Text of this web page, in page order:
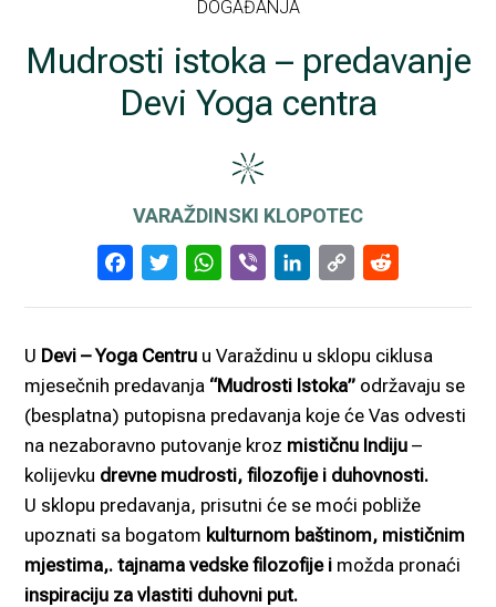
DOGAĐANJA
Mudrosti istoka – predavanje
Devi Yoga centra
VARAŽDINSKI KLOPOTEC
Facebook
Twitter
WhatsApp
ViberLinkedIn
Copy
Link
U Devi – Yoga Centru u Varaždinu u sklopu ciklusa
mjesečnih predavanja “Mudrosti Istoka” održavaju se
(besplatna) putopisna predavanja koje će Vas odvesti
na nezaboravno putovanje kroz mističnu Indiju –
kolijevku drevne mudrosti, filozofije i duhovnosti.
U sklopu predavanja, prisutni će se moći pobliže
upoznati sa bogatom kulturnom baštinom, mističnim
mjestima,. tajnama vedske filozofije i možda pronaći
inspiraciju za vlastiti duhovni put.